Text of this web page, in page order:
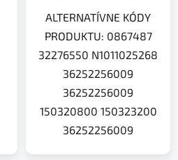
ALTERNATÍVNE KÓDY
PRODUKTU: 0867487
32276550 N1011025268
36252256009
36252256009
150320800 150323200
36252256009